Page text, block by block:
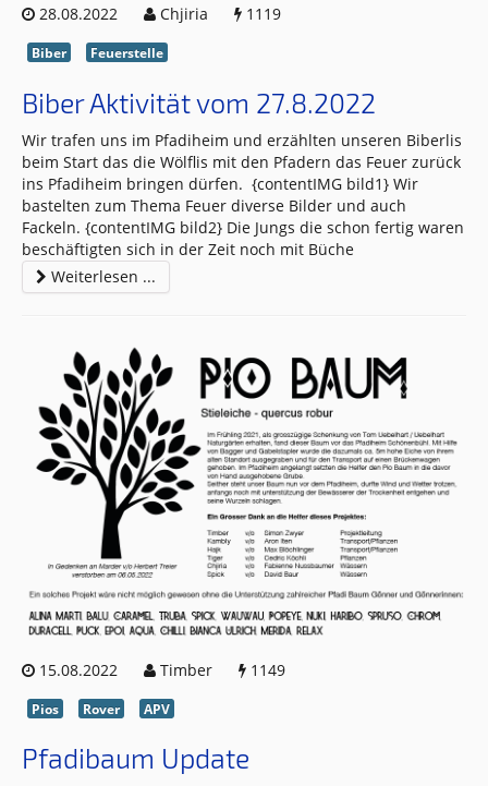
28.08.2022 Chjiria 1119
Biber Feuerstelle
Biber Aktivität vom 27.8.2022
Wir trafen uns im Pfadiheim und erzählten unseren Biberlis
beim Start das die Wölflis mit den Pfadern das Feuer zurück
ins Pfadiheim bringen dürfen. {contentIMG bild1} Wir
bastelten zum Thema Feuer diverse Bilder und auch
Fackeln. {contentIMG bild2} Die Jungs die schon fertig waren
beschäftigten sich in der Zeit noch mit Büche
Weiterlesen ...
15.08.2022 Timber 1149
Pios Rover APV
Pfadibaum Update